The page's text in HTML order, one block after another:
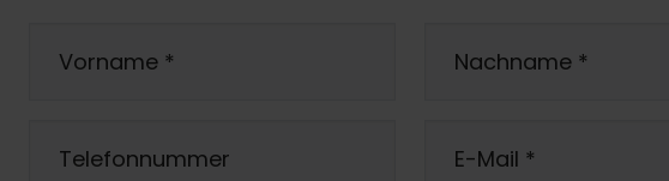
Vorname * Nachname *
Telefonnummer E-Mail *